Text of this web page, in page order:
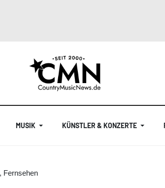
MUSIK KÜNSTLER & KONZERTE
Fernsehen